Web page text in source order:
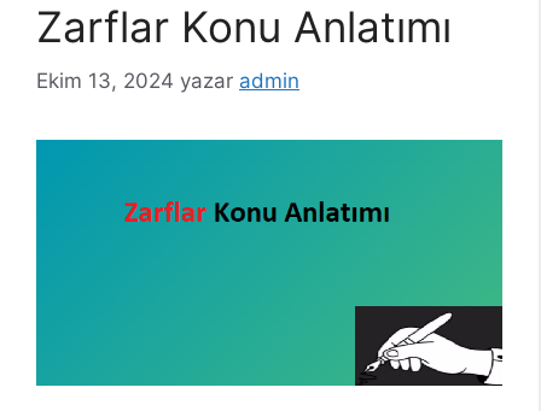
Zarflar Konu Anlatımı
Ekim 13, 2024 yazar admin